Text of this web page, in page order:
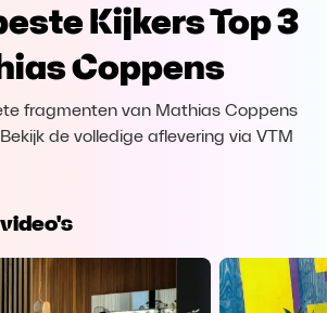
Edge Download
Download
Kijkers Top 3
Coppens
fragmenten van Mathias Coppens
de volledige aflevering via VTM